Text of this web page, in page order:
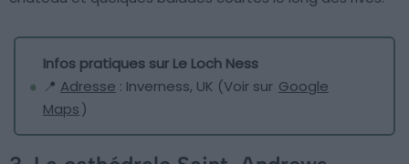
Infos pratiques sur Le Loch Ness
📍 Adresse : Inverness, UK (Voir sur Google
Maps)